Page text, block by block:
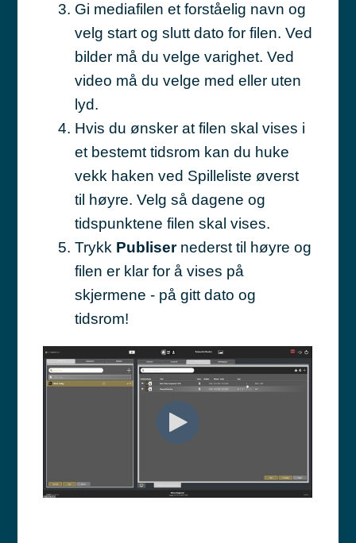
Gi mediafilen et forståelig navn og
velg start og slutt dato for filen. Ved
bilder må du velge varighet. Ved
video må du velge med eller uten
lyd.
Hvis du ønsker at filen skal vises i
et bestemt tidsrom kan du huke
vekk haken ved Spilleliste øverst
til høyre. Velg så dagene og
tidspunktene filen skal vises.
Trykk Publisernederst til høyre og
filen er klar for å vises på
skjermene - på gitt dato og
tidsrom!